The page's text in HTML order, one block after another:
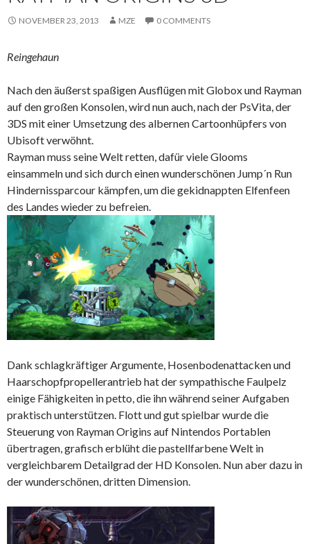
NOVEMBER 23, 2013 MZE 0 COMMENTS
Reingehaun
Nach den äußerst spaßigen Ausflügen mit Globox und Rayman
auf den großen Konsolen, wird nun auch, nach der PsVita, der
3DS mit einer Umsetzung des albernen Cartoonhüpfers von
Ubisoft verwöhnt.
Rayman muss seine Welt retten, dafür viele Glooms
einsammeln und sich durch einen wunderschönen Jump´n Run
Hindernissparcour kämpfen, um die gekidnappten Elfenfeen
des Landes wieder zu befreien.
Dank schlagkräftiger Argumente, Hosenbodenattacken und
Haarschopfpropellerantrieb hat der sympathische Faulpelz
einige Fähigkeiten in petto, die ihn während seiner Aufgaben
praktisch unterstützen. Flott und gut spielbar wurde die
Steuerung von Rayman Origins auf Nintendos Portablen
übertragen, grafisch erblüht die pastellfarbene Welt in
vergleichbarem Detailgrad der HD Konsolen. Nun aber dazu in
der wunderschönen, dritten Dimension.